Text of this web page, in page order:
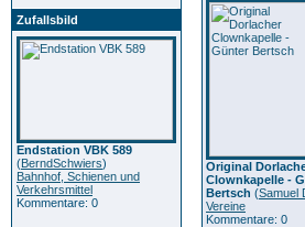
Zufallsbild
Endstation VBK 589
(BerndSchwiers)
Bahnhof, Schienen und
Verkehrsmittel
Kommentare: 0
Original
Clownkapelle -
Bertsch (Samuel
Vereine
Kommentare: 0